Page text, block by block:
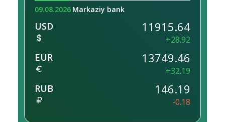
09.08.2026 Markaziy bank
USD 11915.64
+28.92
EUR 13749.46
+32.19
RUB 146.19
-0.18